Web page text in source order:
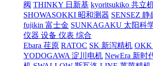
阀 THINKY 日新基 kyoritsukiko 共立
SHOWASOKKI 昭和测器 SENSEZ 静
fujikin 富士金 SUNKAGAKU 太阳科
仪器 设备 仪表 综合
Ebara 荏原 RATOC SK 新泻精机 OKK
YODOGAWA 淀川电机 NewEra 新时